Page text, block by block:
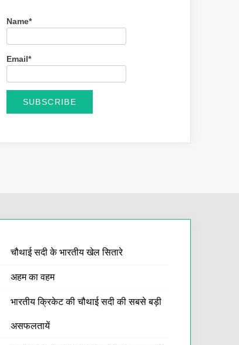
Name*
Email*
चौथाई सदी के भारतीय खेल सितारे
अहम का वहम
भारतीय क्रिकेट की चौथाई सदी की सबसे बड़ी
असफलतायें